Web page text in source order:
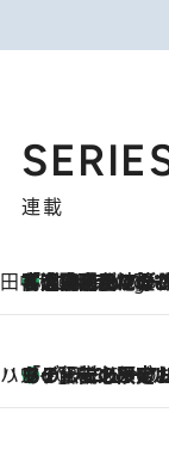
連載
田中稲の勝手に再
2 Hours Ago
「湘南乃風に憧れて」観客大盛上がりの“タオル回し”に、ラッパー顔負けの高速歌唱まで…さだまさし（74）のアグレッシブすぎる現在地
ハワイ賢者 リサのお気に入りリスト2026.8.6
あの伝説の限定トートも！ リニューアルした「ディーン＆デ